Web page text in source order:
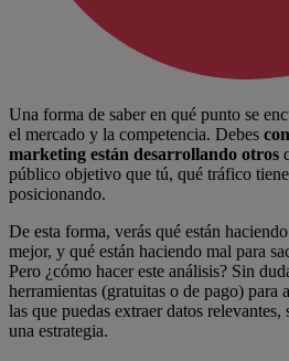
Una forma de saber en qué punto se
el mercado y la competencia. Debes
marketing están desarrollando otros
público objetivo que tú, qué tráfico
posicionando.
De esta forma, verás qué están
mejor, y qué están haciendo mal para
Pero ¿cómo hacer este análisis? Sin
herramientas (gratuitas o de pago) para
las que puedas extraer datos
una estrategia.